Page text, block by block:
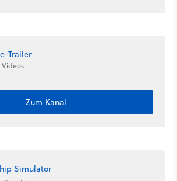
Trailer
Videos
Zum Kanal
Simulator